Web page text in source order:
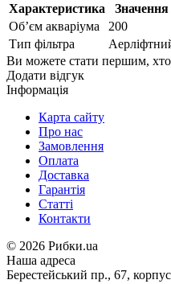
Характеристика
Значення
Об’єм акваріума
200
Тип фільтра
Ви можете стати першим,
Додати відгук
Інформація
Карта сайту
Про нас
Замовлення
Оплата
Доставка
Гарантія
Статті
Контакти
© 2026 Рибки.ua
Наша адреса
Берестейський пр., 67,